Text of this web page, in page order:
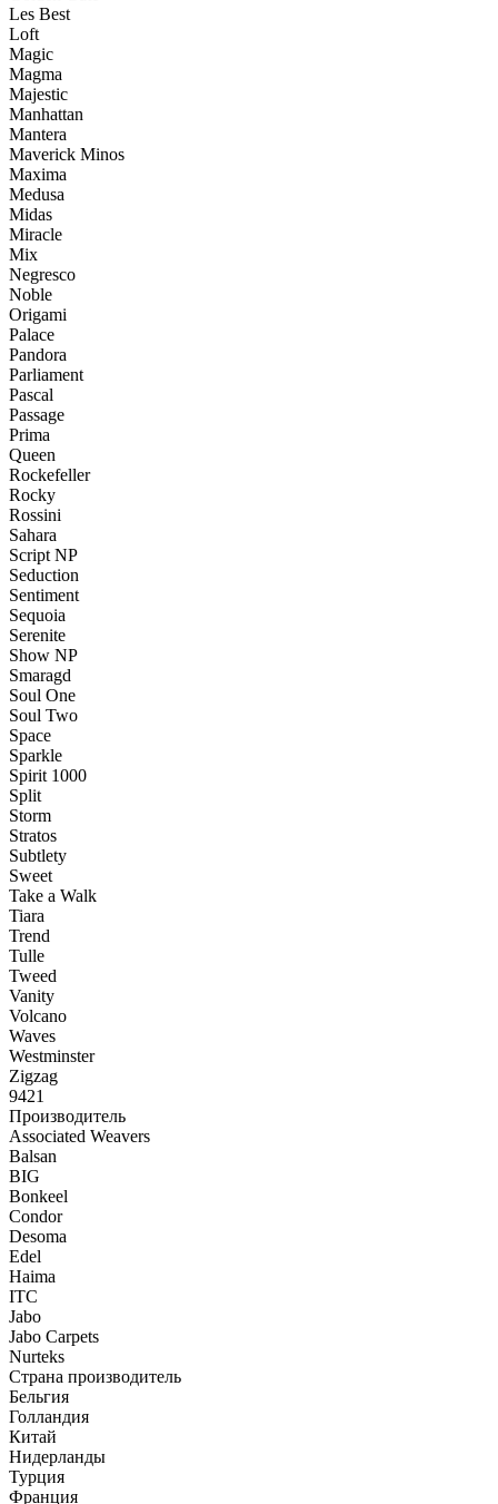
Les Best
Loft
Magic
Magma
Majestic
Manhattan
Mantera
Maverick Minos
Maxima
Medusa
Midas
Miracle
Mix
Negresco
Noble
Origami
Palace
Pandora
Parliament
Pascal
Passage
Prima
Queen
Rockefeller
Rocky
Rossini
Sahara
Script NP
Seduction
Sentiment
Sequoia
Serenite
Show NP
Smaragd
Soul One
Soul Two
Space
Sparkle
Spirit 1000
Split
Storm
Stratos
Subtlety
Sweet
Take a Walk
Tiara
Trend
Tulle
Tweed
Vanity
Volcano
Waves
Westminster
Zigzag
9421
Производитель
Associated Weavers
Balsan
BIG
Bonkeel
Condor
Desoma
Edel
Haima
ITC
Jabo
Jabo Carpets
Nurteks
Страна производитель
Бельгия
Голландия
Китай
Нидерланды
Турция
Франция